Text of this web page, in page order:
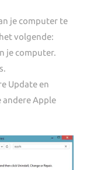
je computer te
volgende:
je computer.
Update en
andere Apple